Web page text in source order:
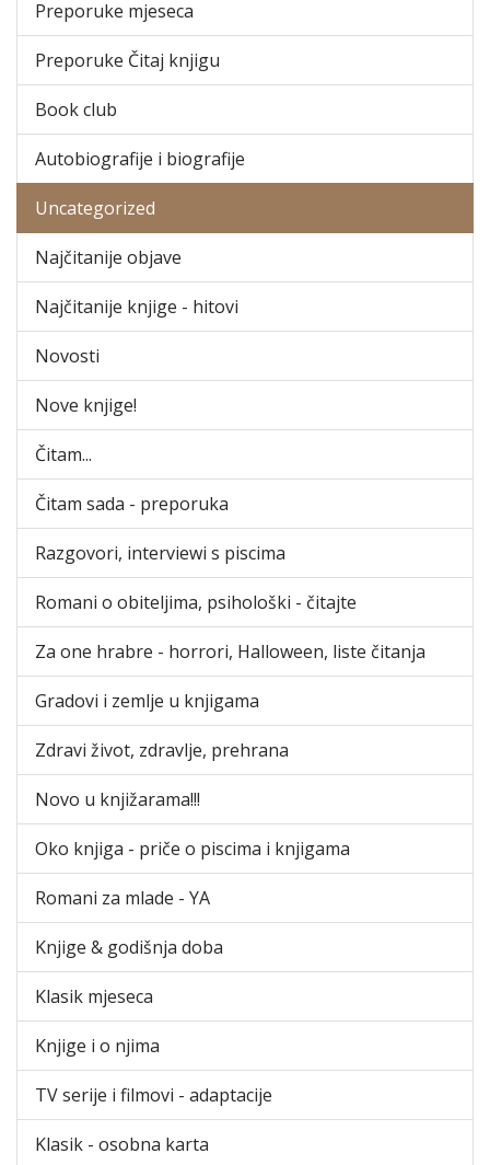
Preporuke mjeseca
Preporuke Čitaj knjigu
Book club
Autobiografije i biografije
Uncategorized
Najčitanije objave
Najčitanije knjige - hitovi
Novosti
Nove knjige!
Čitam...
Čitam sada - preporuka
Razgovori, interviewi s piscima
Romani o obiteljima, psihološki - čitajte
Za one hrabre - horrori, Halloween, liste čitanja
Gradovi i zemlje u knjigama
Zdravi život, zdravlje, prehrana
Novo u knjižarama!!!
Oko knjiga - priče o piscima i knjigama
Romani za mlade - YA
Knjige & godišnja doba
Klasik mjeseca
Knjige i o njima
TV serije i filmovi - adaptacije
Klasik - osobna karta